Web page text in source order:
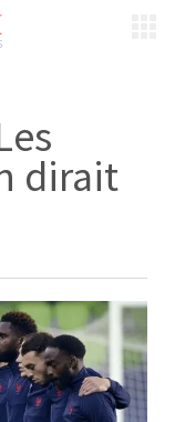
dirait